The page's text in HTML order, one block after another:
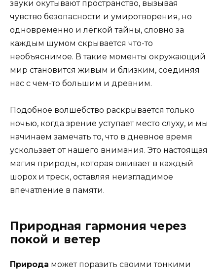
звуки окутывают пространство, вызывая
чувство безопасности и умиротворения, но
одновременно и лёгкой тайны, словно за
каждым шумом скрывается что-то
необъяснимое. В такие моменты окружающий
мир становится живым и близким, соединяя
нас с чем-то большим и древним.
Подобное волшебство раскрывается только
ночью, когда зрение уступает место слуху, и мы
начинаем замечать то, что в дневное время
ускользает от нашего внимания. Это настоящая
магия природы, которая оживает в каждый
шорох и треск, оставляя неизгладимое
впечатление в памяти.
Природная гармония через
покой и ветер
Природа может поразить своими тонкими